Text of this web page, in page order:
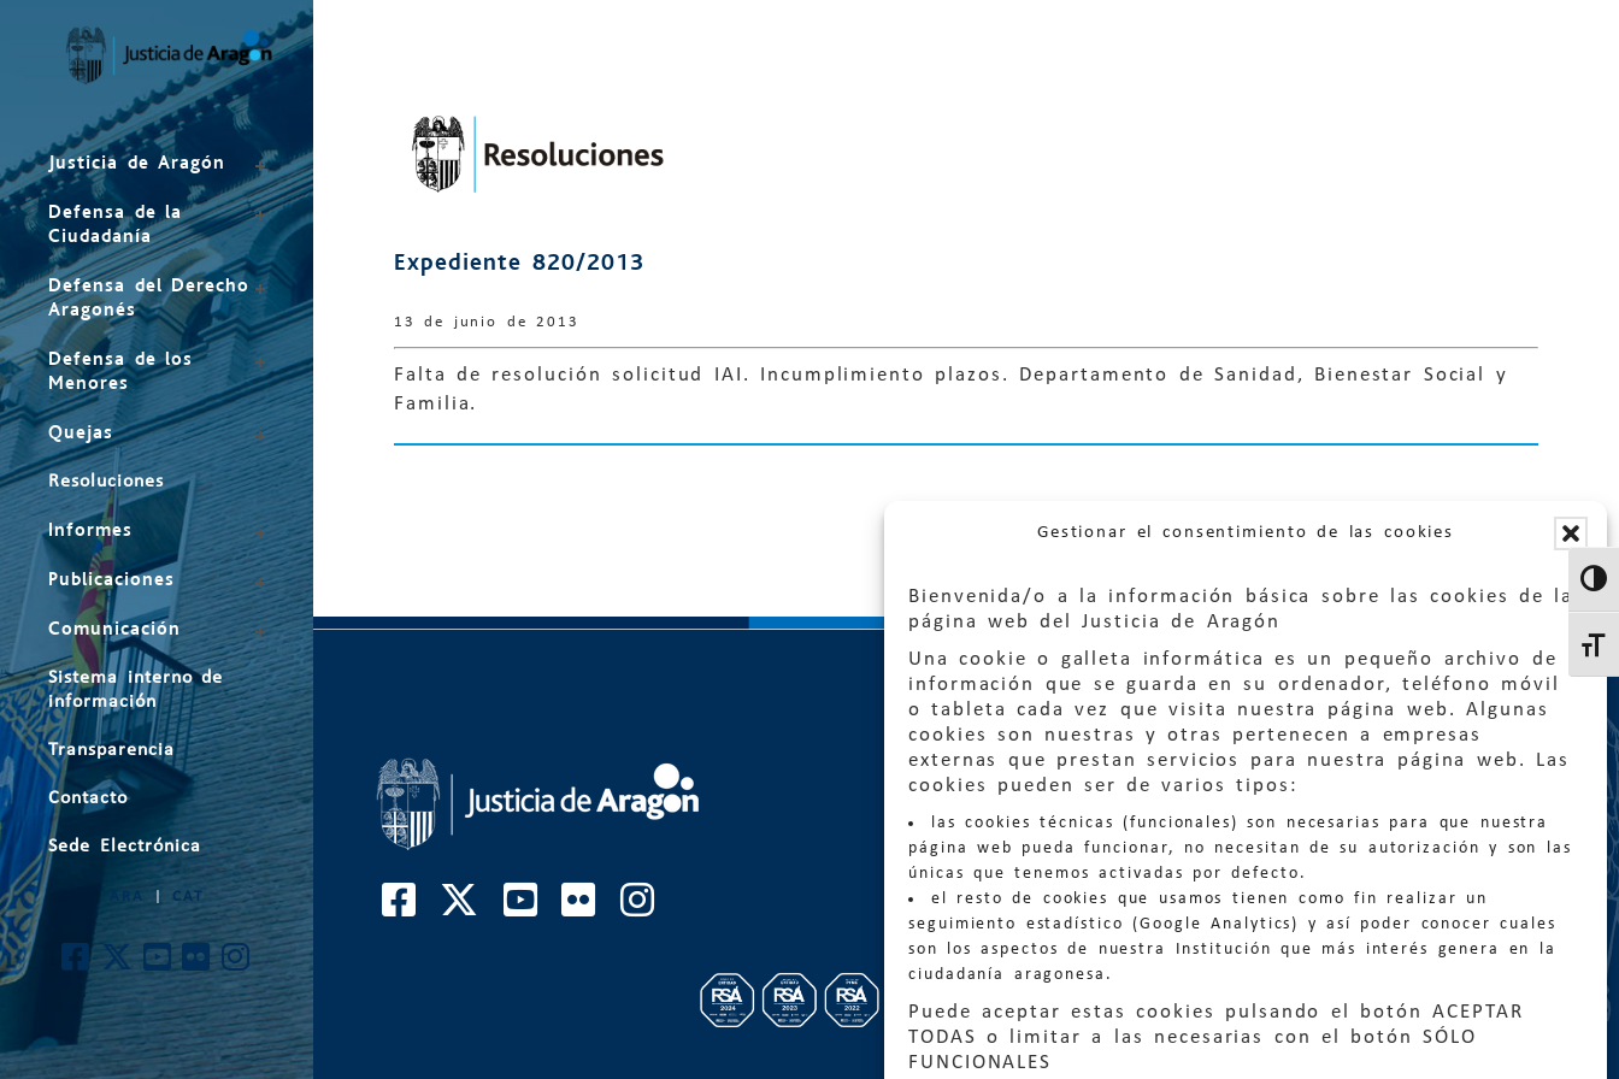
Gestionar el consentimiento de las cookies
Bienvenida/o a la información básica sobre las cookies de la
página web del Justicia de Aragón
Una cookie o galleta informática es un pequeño archivo de
información que se guarda en su ordenador, teléfono móvil
o tableta cada vez que visita nuestra página web. Algunas
cookies son nuestras y otras pertenecen a empresas
externas que prestan servicios para nuestra página web. Las
cookies pueden ser de varios tipos:
las cookies técnicas (funcionales) son necesarias para que nuestra
página web pueda funcionar, no necesitan de su autorización y son las
únicas que tenemos activadas por defecto.
el resto de cookies que usamos tienen como fin realizar un
seguimiento estadístico (Google Analytics) y así poder conocer cuales
son los aspectos de nuestra Institución que más interés genera en la
ciudadanía aragonesa.
Puede aceptar estas cookies pulsando el botón ACEPTAR
TODAS o limitar a las necesarias con el botón SÓLO
FUNCIONALES
Justicia de Aragón
Defensa de la
Ciudadanía
Defensa del Derecho
Aragonés
Defensa de los
Menores
Quejas
Resoluciones
Informes
Publicaciones
Comunicación
Sistema interno de
información
Transparencia
Contacto
Sede Electrónica
CAT
Expediente 820/2013
13 de junio de 2013
Falta de resolución solicitud IAI. Incumplimiento plazos. Departamento de Sanidad, Bienestar Social y
Familia.
Quejas:quejas@eljusticiadearagon.es
Información general:
informacion@eljusticiadearagon.es
Teléfonos: 900 210 210/ 976 399 354